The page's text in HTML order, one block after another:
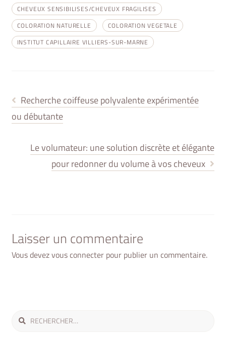
CHEVEUX SENSIBILISES/CHEVEUX FRAGILISES
COLORATION NATURELLE
COLORATION VEGETALE
INSTITUT CAPILLAIRE VILLIERS-SUR-MARNE
NAVIGATION
L’ARTICLE
Article
précédent :
Recherche coiffeuse polyvalente expérimentée
ou débutante
Article
suivant :
Le volumateur: une solution discrète et élégante
pour redonner du volume à vos cheveux
Laisser un commentaire
Vous devezvous connecterpour publier un commentaire.
Rechercher :